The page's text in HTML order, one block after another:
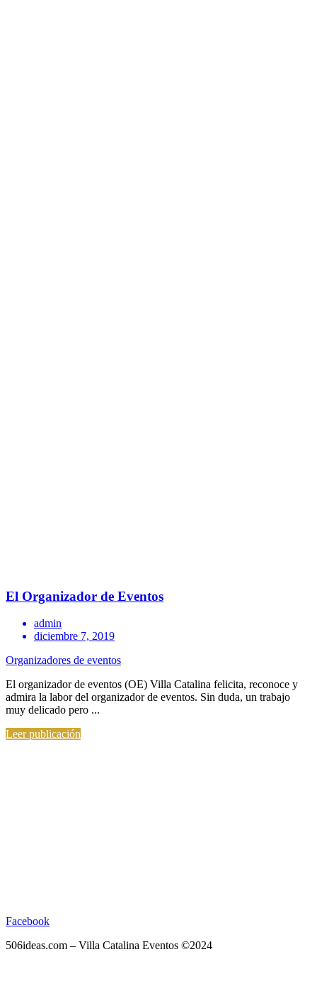
El Organizador de Eventos
admin
diciembre 7, 2019
Organizadores de eventos
El organizador de eventos (OE) Villa Catalina felicita, reconoce y
admira la labor del organizador de eventos. Sin duda, un trabajo
muy delicado pero ...
Leer publicación
Facebook
506ideas.com – Villa Catalina Eventos ©2024